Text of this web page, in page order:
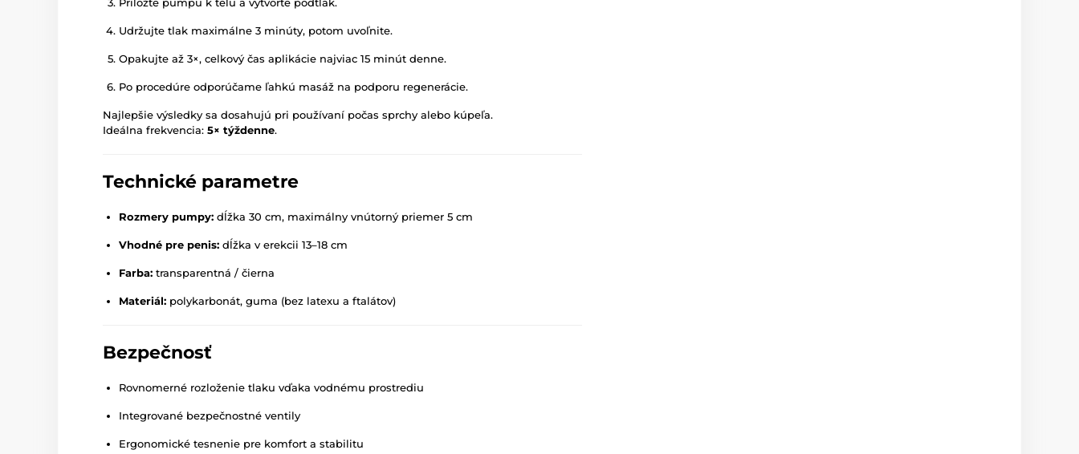
Udržujte tlak maximálne 3 minúty, potom uvoľnite.
Opakujte až 3×, celkový čas aplikácie najviac 15 minút denne.
Po procedúre odporúčame ľahkú masáž na podporu regenerácie.
Najlepšie výsledky sa dosahujú pri používaní počas sprchy alebo kúpeľa.
Ideálna frekvencia: 5× týždenne.
Technické parametre
Rozmery pumpy: dĺžka 30 cm, maximálny vnútorný priemer 5 cm
Vhodné pre penis: dĺžka v erekcii 13–18 cm
Farba: transparentná / čierna
Materiál: polykarbonát, guma (bez latexu a ftalátov)
Bezpečnosť
Rovnomerné rozloženie tlaku vďaka vodnému prostrediu
Integrované bezpečnostné ventily
Ergonomické tesnenie pre komfort a stabilitu